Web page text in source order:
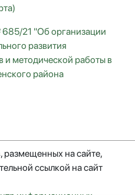
21 "Об организации
развития
и методической работы в
района
размещенных на сайте,
ссылкой на сайт